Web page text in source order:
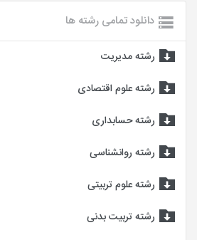
دانلود تمامی رشته ها
رشته مدیریت
رشته علوم اقتصادی
رشته حسابداری
رشته روانشناسی
رشته علوم تربیتی
رشته تربیت بدنی